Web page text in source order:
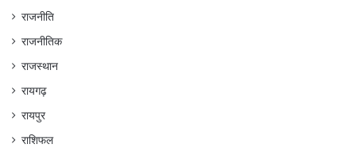
राजनीति
राजनीतिक
राजस्थान
रायगढ़
रायपुर
राशिफल